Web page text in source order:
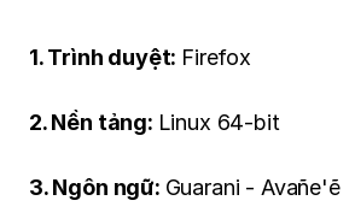
1. Trình duyệt: Firefox
2. Nền tảng: Linux 64-bit
3. Ngôn ngữ: Guarani - Avañe'ẽ